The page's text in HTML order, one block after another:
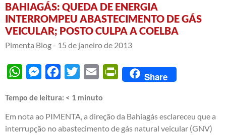
BAHIAGÁS: QUEDA DE ENERGIA
INTERROMPEU ABASTECIMENTO DE GÁS
VEICULAR; POSTO CULPA A COELBA
Pimenta Blog - 15 de janeiro de 2013
WhatsAppMessengerFacebook
Twitter Email PrintFriendly
Share
Tempo de leitura: < 1 minuto
Em nota ao PIMENTA, a direção da Bahiagás esclareceu que a
interrupção no abastecimento de gás natural veicular (GNV)